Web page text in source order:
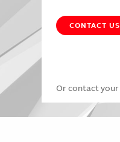
CONTACT US
Or contact your